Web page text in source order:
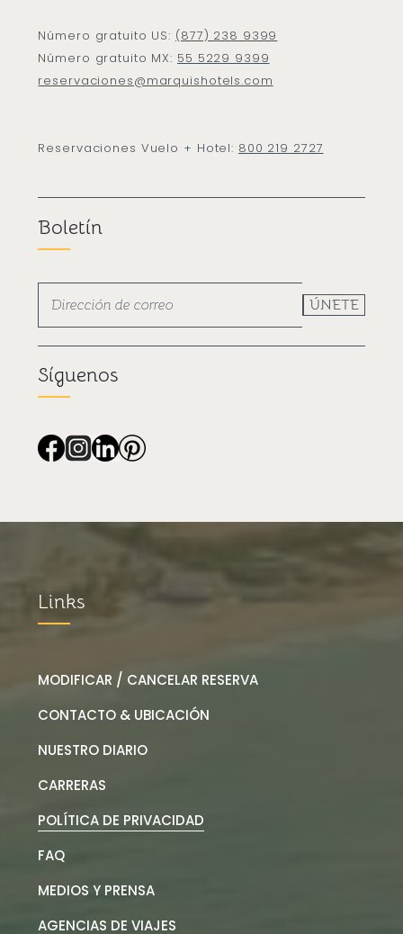
Número gratuito US: (877) 238 9399
Número gratuito MX: 55 5229 9399
reservaciones@marquishotels.com
Reservaciones Vuelo + Hotel: 800 219 2727
Boletín
ÚNETE
Síguenos
Links
MODIFICAR / CANCELAR RESERVA
CONTACTO & UBICACIÓN
NUESTRO DIARIO
CARRERAS
POLÍTICA DE PRIVACIDAD
FAQ
MEDIOS Y PRENSA
AGENCIAS DE VIAJES